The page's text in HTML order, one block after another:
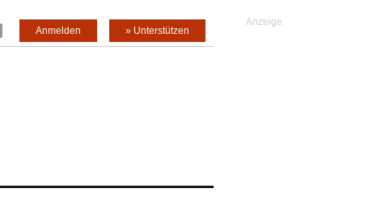
» Unterstützen
Anmelden